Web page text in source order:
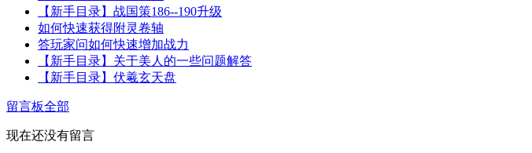
【新手目录】战国策186--190升级
如何快速获得附灵卷轴
答玩家问如何快速增加战力
【新手目录】关于美人的一些问题解答
【新手目录】伏羲玄天盘
留言板全部
现在还没有留言